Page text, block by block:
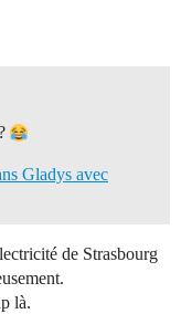
Gladys avec
de Strasbourg
là.